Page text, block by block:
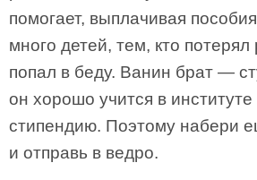
помогает, выплачивая
много детей, тем, кто потерял
попал в беду. Ванин брат —
он хорошо учится в институте
стипендию. Поэтому набери
и отправь в ведро.